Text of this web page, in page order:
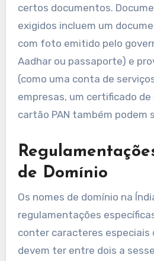
certos documentos.
exigidos incluem um
com foto emitido pelo
Aadhar ou passaporte) e
(como uma conta de
empresas, um certificado
cartão PAN também podem
de Domínio
Os nomes de domínio na
regulamentações
conter caracteres especiais
devem ter entre dois a